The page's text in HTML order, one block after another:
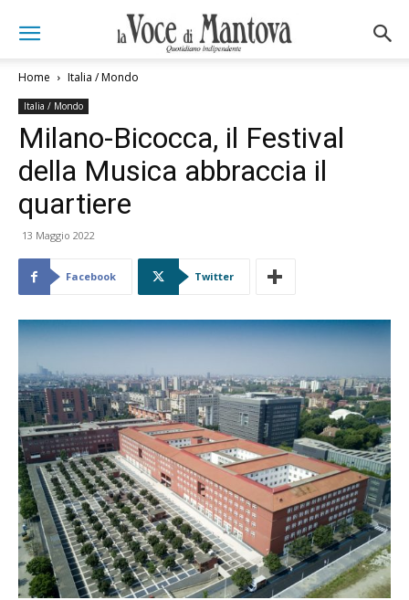
Home Italia / Mondo
Italia / Mondo
Milano-Bicocca, il Festival
della Musica abbraccia il
quartiere
13 Maggio 2022
Facebook Twitter